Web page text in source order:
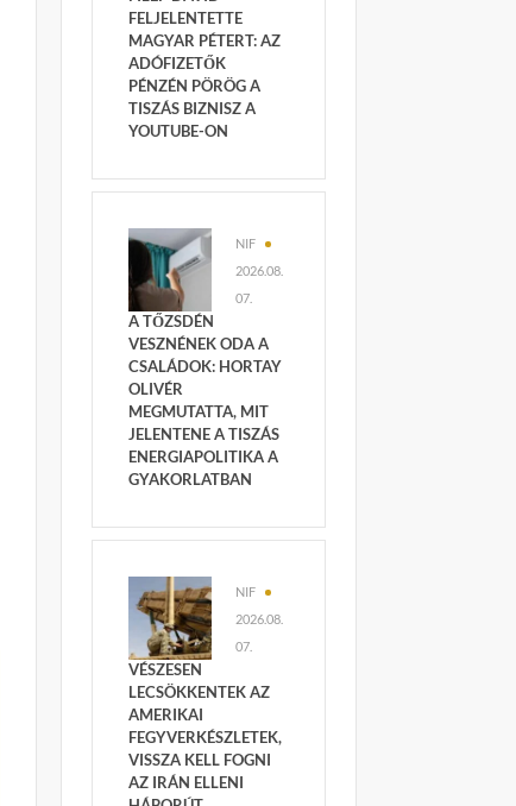
FELJELENTETTE
MAGYAR PÉTERT: AZ
ADÓFIZETŐK
PÉNZÉN PÖRÖG A
TISZÁS BIZNISZ A
YOUTUBE-ON
NIF
2026.08.
07.
A TŐZSDÉN
VESZNÉNEK ODA A
CSALÁDOK: HORTAY
OLIVÉR
MEGMUTATTA, MIT
JELENTENE A TISZÁS
ENERGIAPOLITIKA A
GYAKORLATBAN
NIF
2026.08.
07.
VÉSZESEN
LECSÖKKENTEK AZ
AMERIKAI
FEGYVERKÉSZLETEK,
VISSZA KELL FOGNI
AZ IRÁN ELLENI